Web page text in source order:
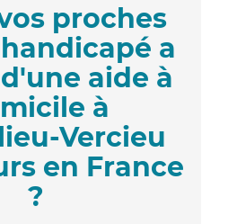
proches
a
aide à
à
Vercieu
en France
?